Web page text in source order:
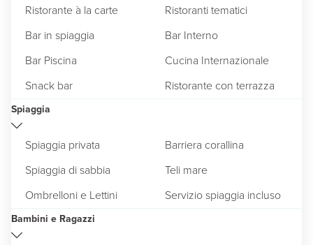
Ristorante à la carte
Ristoranti tematici
Bar in spiaggia
Bar Interno
Bar Piscina
Cucina Internazionale
Snack bar
Ristorante con terrazza
Spiaggia
Spiaggia privata
Barriera corallina
Spiaggia di sabbia
Teli mare
Ombrelloni e Lettini
Servizio spiaggia incluso
Bambini e Ragazzi